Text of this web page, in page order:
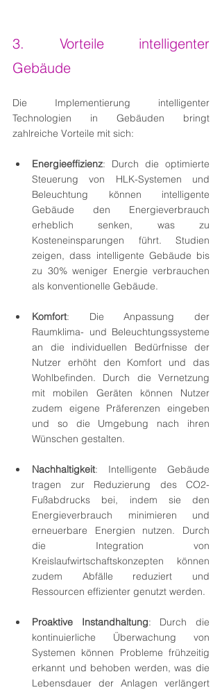
3. Vorteile intelligenter
Gebäude
Die Implementierung intelligenter
Technologien in Gebäuden bringt
zahlreiche Vorteile mit sich:
Energieeffizienz: Durch die optimierte
Steuerung von HLK-Systemen und
Beleuchtung können intelligente
Gebäude den Energieverbrauch
erheblich senken, was zu
Kosteneinsparungen führt. Studien
zeigen, dass intelligente Gebäude bis
zu 30% weniger Energie verbrauchen
als konventionelle Gebäude.
Komfort: Die Anpassung der
Raumklima- und Beleuchtungssysteme
an die individuellen Bedürfnisse der
Nutzer erhöht den Komfort und das
Wohlbefinden. Durch die Vernetzung
mit mobilen Geräten können Nutzer
zudem eigene Präferenzen eingeben
und so die Umgebung nach ihren
Wünschen gestalten.
Nachhaltigkeit: Intelligente Gebäude
tragen zur Reduzierung des CO2-
Fußabdrucks bei, indem sie den
Energieverbrauch minimieren und
erneuerbare Energien nutzen. Durch
die Integration von
Kreislaufwirtschaftskonzepten können
zudem Abfälle reduziert und
Ressourcen effizienter genutzt werden.
Proaktive Instandhaltung: Durch die
kontinuierliche Überwachung von
Systemen können Probleme frühzeitig
erkannt und behoben werden, was die
Lebensdauer der Anlagen verlängert